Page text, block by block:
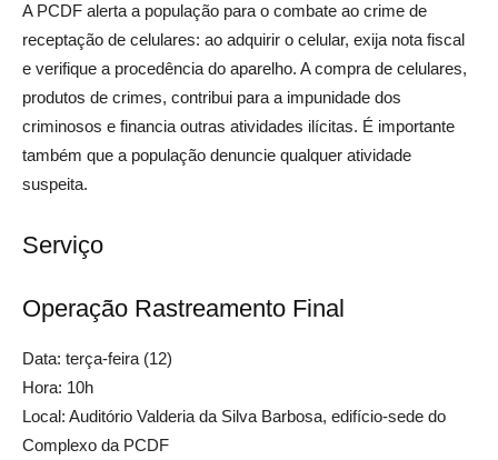
A PCDF alerta a população para o combate ao crime de
receptação de celulares: ao adquirir o celular, exija nota fiscal
e verifique a procedência do aparelho. A compra de celulares,
produtos de crimes, contribui para a impunidade dos
criminosos e financia outras atividades ilícitas. É importante
também que a população denuncie qualquer atividade
suspeita.
Serviço
Operação Rastreamento Final
Data: terça-feira (12)
Hora: 10h
Local: Auditório Valderia da Silva Barbosa, edifício-sede do
Complexo da PCDF